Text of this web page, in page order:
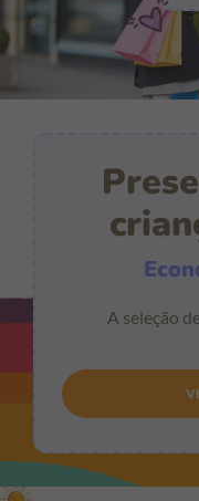
A seleção